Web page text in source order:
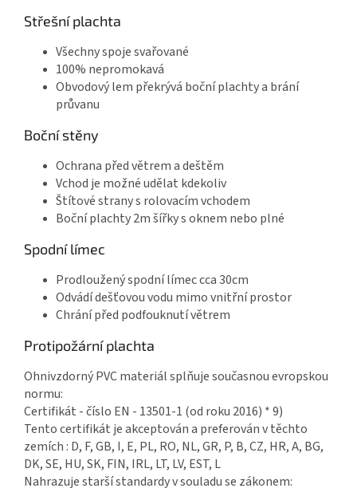
Střešní plachta
Všechny spoje svařované
100% nepromokavá
Obvodový lem překrývá boční plachty a brání
průvanu
Boční stěny
Ochrana před větrem a deštěm
Vchod je možné udělat kdekoliv
Štítové strany s rolovacím vchodem
Boční plachty 2m šířky s oknem nebo plné
Spodní límec
Prodloužený spodní límec cca 30cm
Odvádí dešťovou vodu mimo vnitřní prostor
Chrání před podfouknutí větrem
Protipožární plachta
Ohnivzdorný PVC materiál splňuje současnou evropskou
normu:
Certifikát - číslo EN - 13501-1 (od roku 2016) * 9)
Tento certifikát je akceptován a preferován v těchto
zemích : D, F, GB, I, E, PL, RO, NL, GR, P, B, CZ, HR, A, BG,
DK, SE, HU, SK, FIN, IRL, LT, LV, EST, L
Nahrazuje starší standardy v souladu se zákonem: